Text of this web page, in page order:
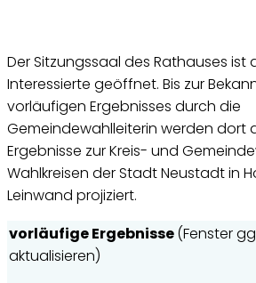
Der Sitzungssaal des Rathauses ist
Interessierte geöffnet. Bis zur
vorläufigen Ergebnisses durch die
Gemeindewahlleiterin werden dort
Ergebnisse zur Kreis- und
Wahlkreisen der Stadt Neustadt in
Leinwand projiziert.
vorläufige Ergebnisse(Fenster
aktualisieren)